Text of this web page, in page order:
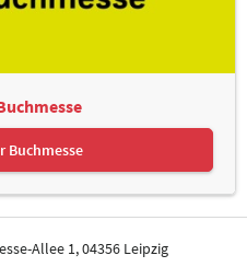
Buchmesse
Allee 1, 04356 Leipzig